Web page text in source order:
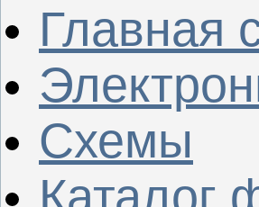
Главная
Схемы
Каталог